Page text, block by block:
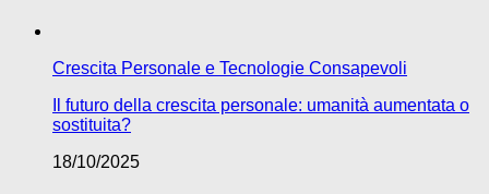
Crescita Personale e Tecnologie Consapevoli
Il futuro della crescita personale: umanità aumentata o
sostituita?
18/10/2025